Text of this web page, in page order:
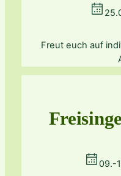
Freut euch auf
09.-